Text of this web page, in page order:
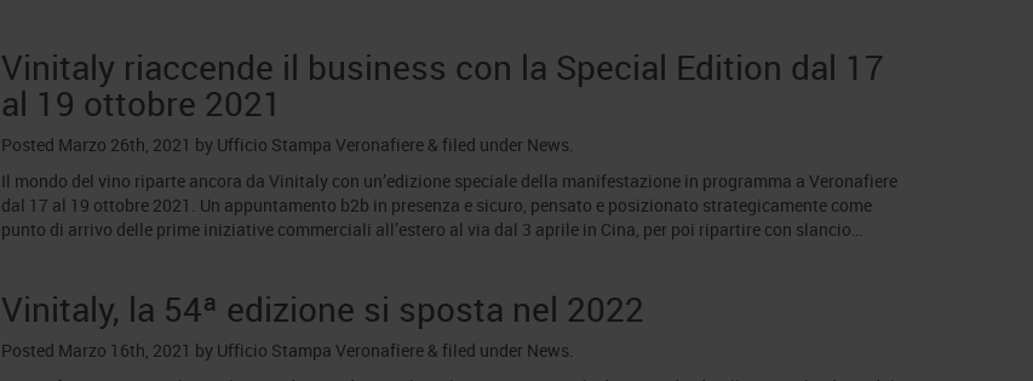
Vinitaly riaccende il business con la Special Edition dal 17
al 19 ottobre 2021
Posted Marzo 26th, 2021 by Ufficio Stampa Veronafiere & filed under News.
Il mondo del vino riparte ancora da Vinitaly con un’edizione speciale della manifestazione in programma a Veronafiere
dal 17 al 19 ottobre 2021. Un appuntamento b2b in presenza e sicuro, pensato e posizionato strategicamente come
punto di arrivo delle prime iniziative commerciali all’estero al via dal 3 aprile in Cina, per poi ripartire con slancio…
Vinitaly, la 54ª edizione si sposta nel 2022
Posted Marzo 16th, 2021 by Ufficio Stampa Veronafiere & filed under News.